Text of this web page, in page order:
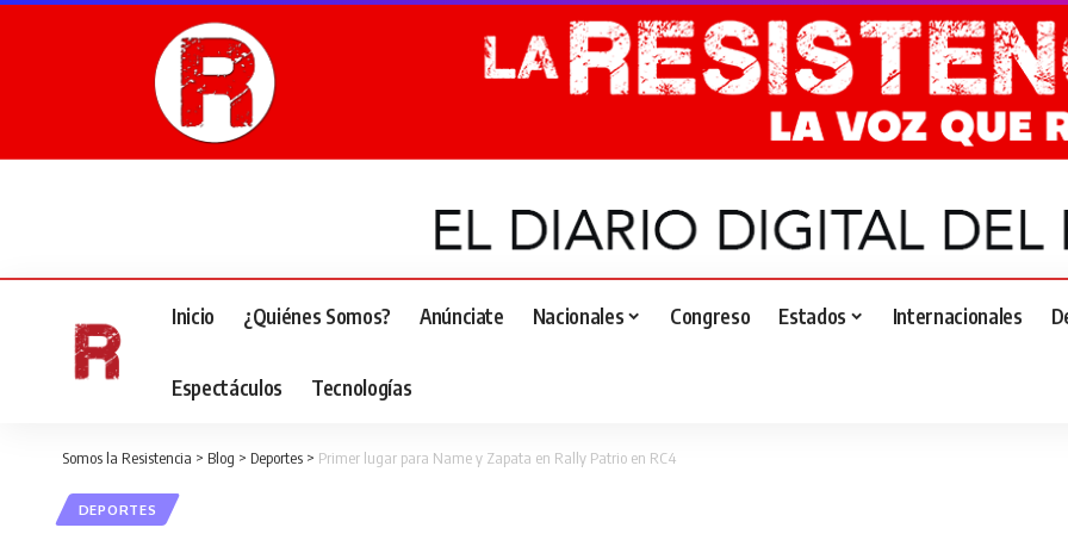
Inicio ¿Quiénes Somos? Anúnciate Nacionales Congreso Estados Internacionales
Espectáculos Tecnologías
Somos la Resistencia > Blog > Deportes > Primer lugar para Name y Zapata en Rally Patrio en RC4
DEPORTES